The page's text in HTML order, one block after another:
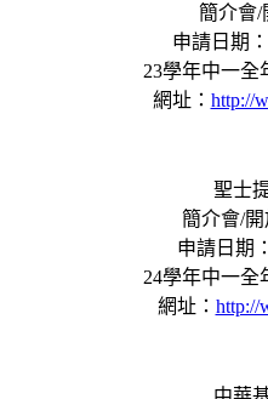
簡介會/
申請日期
23學年中一全
網址： http://
聖士
簡介會/
申請日期
24學年中一全
網址： http://